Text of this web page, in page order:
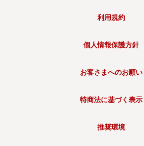
利用規約
個人情報保護方針
お客さまへのお願い
特商法に基づく表示
推奨環境